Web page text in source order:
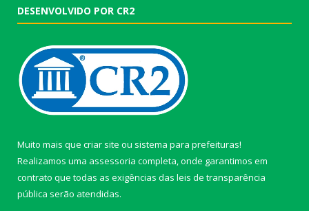
DESENVOLVIDO POR CR2
Muito mais que criar site ou sistema para prefeituras!
Realizamos uma assessoria completa, onde garantimos em
contrato que todas as exigências das leis de transparência
pública serão atendidas.